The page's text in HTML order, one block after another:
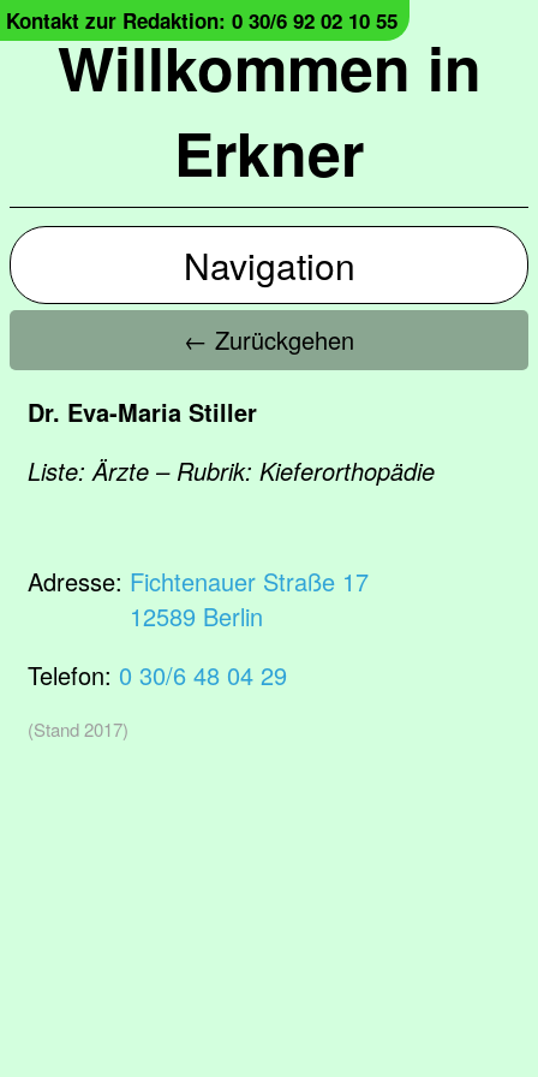
Willkommen in
Erkner
Kontakt zur Redaktion: 0 30/6 92 02 10 55
Navigation
← Zurückgehen
Dr. Eva-Maria Stiller
Liste: Ärzte – Rubrik: Kieferorthopädie
Adresse: Fichtenauer Straße 17
12589 Berlin
Telefon: 0 30/6 48 04 29
(Stand 2017)